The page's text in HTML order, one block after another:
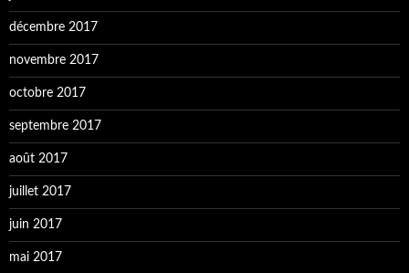
décembre 2017
novembre 2017
octobre 2017
septembre 2017
août 2017
juillet 2017
juin 2017
mai 2017